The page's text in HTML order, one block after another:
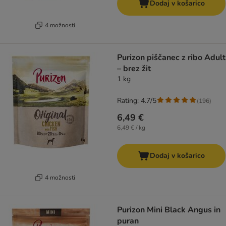
4 možnosti
Dodaj v košarico
4 možnosti
Purizon piščanec z ribo Adult
– brez žit
1 kg
6,49 €
6,49 € / kg
Rating: 4.7/5 (196)
Dodaj v košarico
Purizon Mini Black Angus in
puran